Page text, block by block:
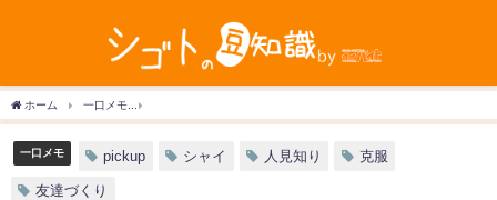
ホーム 一口メモ
一口メモ pickup シャイ 人見知り 克服
友達づくり